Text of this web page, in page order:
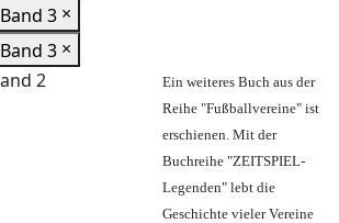
×
×
Ein weiteres Buch aus der
Reihe "Fußballvereine" ist
erschienen. Mit der
Buchreihe "ZEITSPIEL-
Legenden" lebt die
Geschichte vieler Vereine